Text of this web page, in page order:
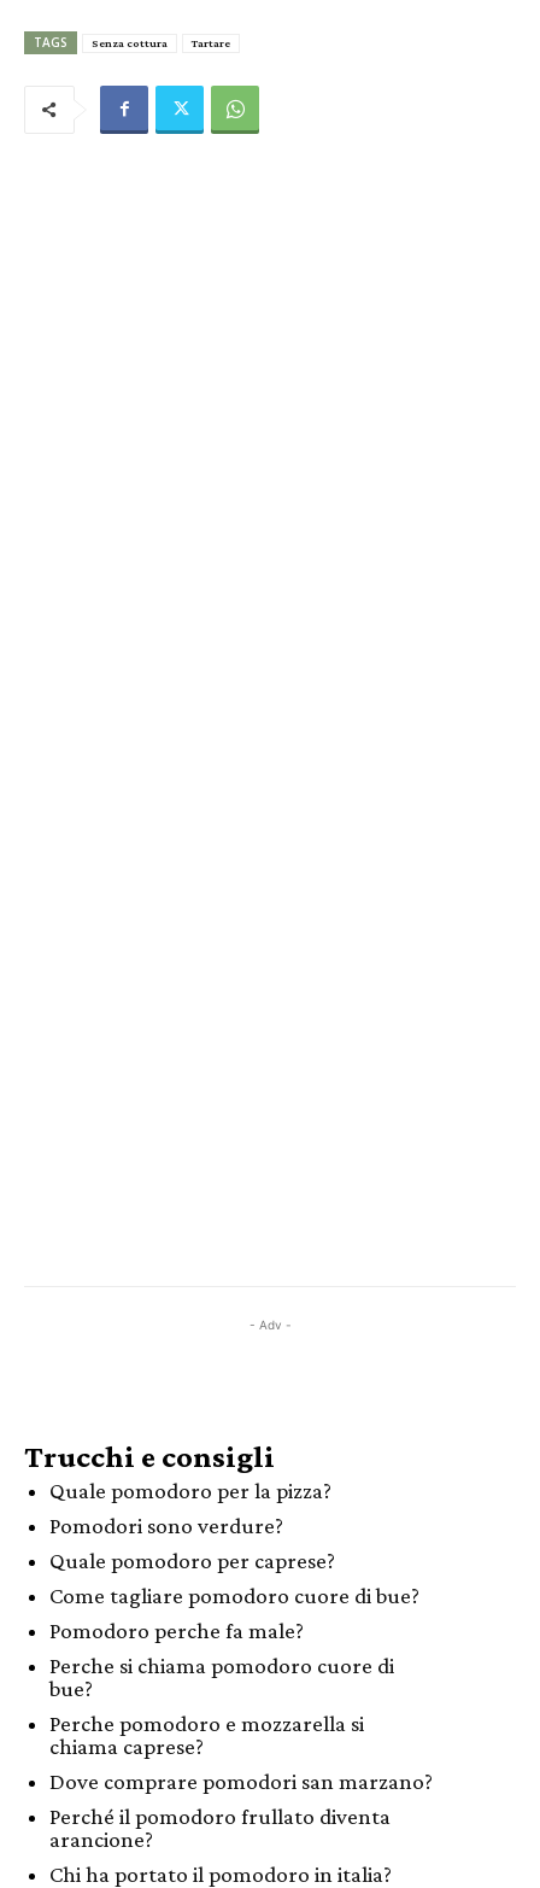
TAGS Senza cottura Tartare
- Adv -
Trucchi e consigli
Quale pomodoro per la pizza?
Pomodori sono verdure?
Quale pomodoro per caprese?
Come tagliare pomodoro cuore di bue?
Pomodoro perche fa male?
Perche si chiama pomodoro cuore di
bue?
Perche pomodoro e mozzarella si
chiama caprese?
Dove comprare pomodori san marzano?
Perché il pomodoro frullato diventa
arancione?
Chi ha portato il pomodoro in italia?